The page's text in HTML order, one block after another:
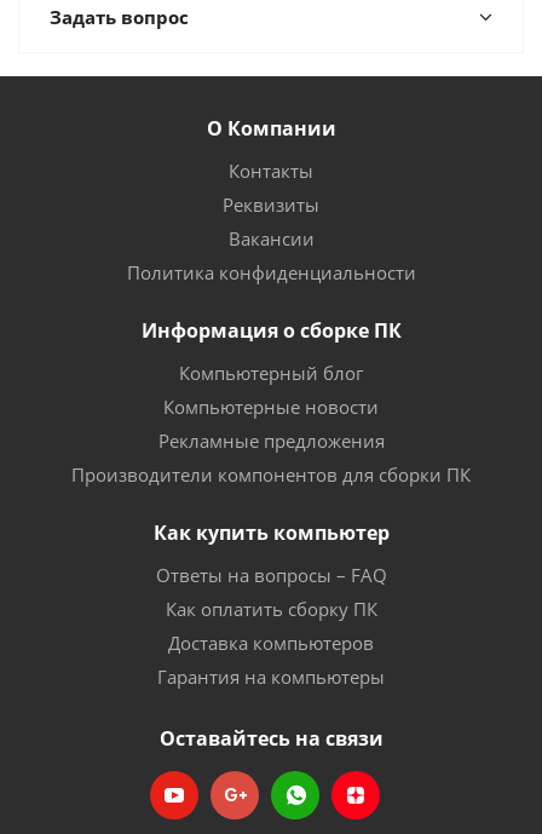
Задать вопрос
О Компании
Контакты
Реквизиты
Вакансии
Политика конфиденциальности
Информация о сборке ПК
Компьютерный блог
Компьютерные новости
Рекламные предложения
Производители компонентов для сборки ПК
Как купить компьютер
Ответы на вопросы – FAQ
Как оплатить сборку ПК
Доставка компьютеров
Гарантия на компьютеры
Оставайтесь на связи